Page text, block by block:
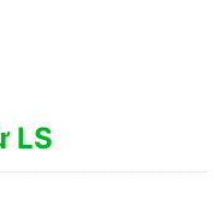
LS